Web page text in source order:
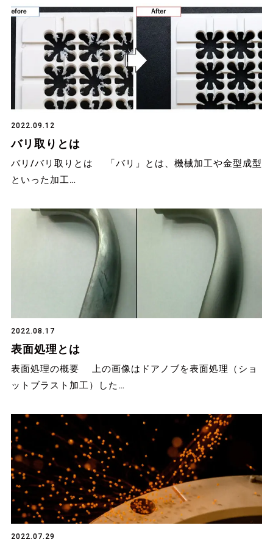
2022.09.12
バリ取りとは
バリ/バリ取りとは 「バリ」とは、機械加工や金型成型
といった加工…
2022.08.17
表面処理とは
表面処理の概要 上の画像はドアノブを表面処理（ショ
ットブラスト加工）した…
2022.07.29